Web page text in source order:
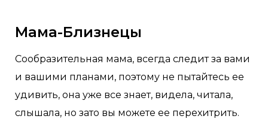
Мама-Близнецы
Сообразительная мама, всегда следит за вами
и вашими планами, поэтому не пытайтесь ее
удивить, она уже все знает, видела, читала,
слышала, но зато вы можете ее перехитрить.